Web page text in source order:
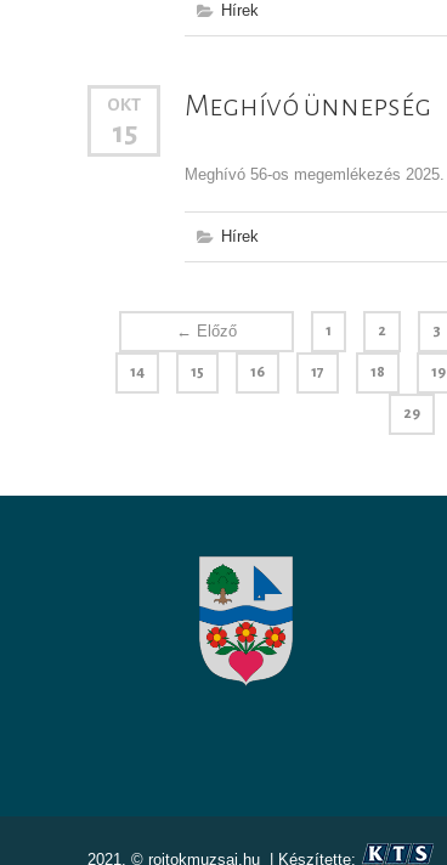
Hírek
OKT
15
Meghívó ünnepség
Meghívó 56-os megemlékezés 2025.
Hírek
← Előző 1 2 3
14 15 16 17 18 19
29
2021. © rojtokmuzsaj.hu | Készítette: